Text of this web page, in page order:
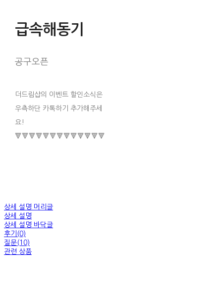
급속해동기
공구오픈
더드림샵의 이벤트 할인소식은
우측하단 카톡하기 추가해주세
요!
🔻🔻🔻🔻🔻🔻🔻🔻🔻🔻🔻🔻🔻
상세 설명 머리글
상세 설명
상세 설명 바닥글
후기(0)
질문(10)
관련 상품